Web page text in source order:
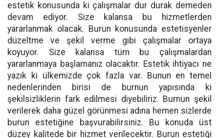
estetik konusunda ki çalışmalar dur durak demeden
devam ediyor. Size kalansa bu hizmetlerden
yararlanmak olacak. Burun konusunda estetisyenler
düzeltme ve şekil verme gibi çalışmalar ortaya
koyuyor. Size kalansa tüm bu çalışmalardan
yararlanmaya başlamanız olacaktır. Estetik ihtiyacı ne
yazık ki ülkemizde çok fazla var. Bunun en temel
nedenlerinden birisi de burnun yapısında ki
şekilsizliklerin fark edilmesi diyebiliriz. Burnun şekil
verilerek daha güzel görünmesi adına hemen sizlerde
burun estetiğine başvurabilirsiniz. Bu konuda üst
düzey kalitede bir hizmet verilecektir. Burun estetiği